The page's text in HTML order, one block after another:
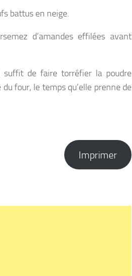
battus en neige.
d’amandes effilées avant
suffit de faire torréfier la poudre
four, le temps qu’elle prenne de
Imprimer